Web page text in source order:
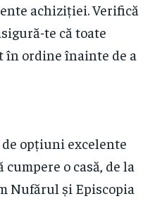
achiziției. Verifică
te că toate
în ordine înainte de a
opțiuni excelente
o casă, de la
Nufărul și Episcopia